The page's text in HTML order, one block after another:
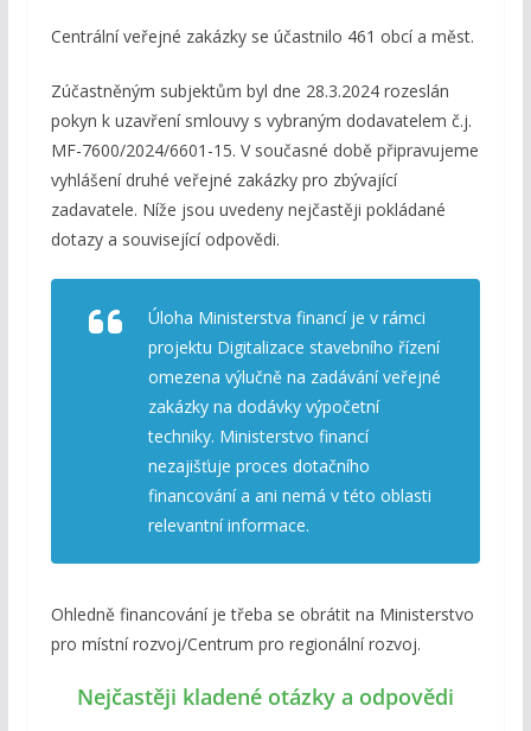
Centrální veřejné zakázky se účastnilo 461 obcí a měst.
Zúčastněným subjektům byl dne 28.3.2024 rozeslán
pokyn k uzavření smlouvy s vybraným dodavatelem č.j.
MF-7600/2024/6601-15. V současné době připravujeme
vyhlášení druhé veřejné zakázky pro zbývající
zadavatele. Níže jsou uvedeny nejčastěji pokládané
dotazy a související odpovědi.
Úloha Ministerstva financí je v rámci
projektu Digitalizace stavebního řízení
omezena výlučně na zadávání veřejné
zakázky na dodávky výpočetní
techniky. Ministerstvo financí
nezajišťuje proces dotačního
financování a ani nemá v této oblasti
relevantní informace.
Ohledně financování je třeba se obrátit na Ministerstvo
pro místní rozvoj/Centrum pro regionální rozvoj.
Nejčastěji kladené otázky a odpovědi